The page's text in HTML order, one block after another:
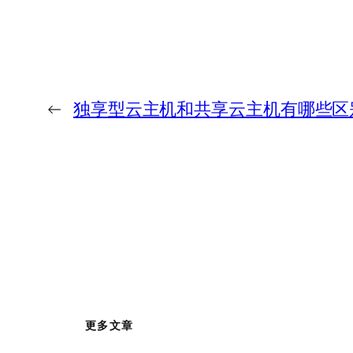
← 独享型云主机和共享云主机有哪些
更多文章